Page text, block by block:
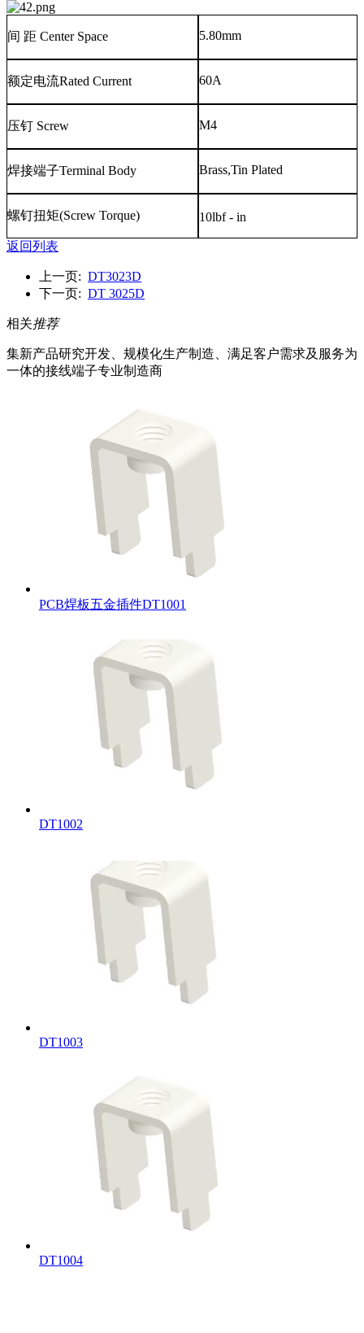
间 距 Center Space 5.80mm
额定电流Rated Current 60A
压钉 Screw M4
焊接端子Terminal Body Brass,Tin Plated
螺钉扭矩(Screw Torque) 10lbf - in
返回列表
上一页: DT3023D
下一页: DT 3025D
相关推荐
集新产品研究开发、规模化生产制造、满足客户需求及服务为
一体的接线端子专业制造商
PCB焊板五金插件DT1001
DT1002
DT1003
DT1004